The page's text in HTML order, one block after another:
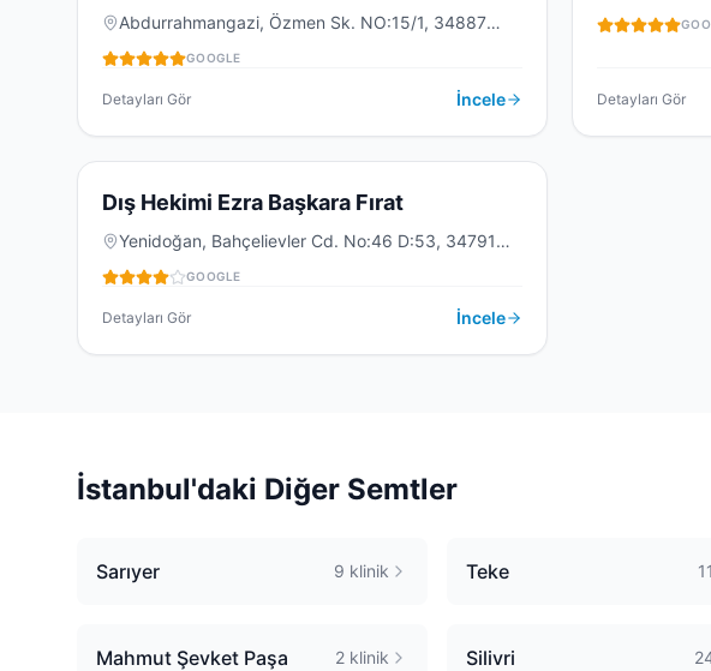
DIŞ KLINIĞI
Abdurrahmangazi, Özmen Sk. NO:15/1, 34887
Sancaktepe/İstanbul, Türkiye
GOOGLE
Detayları Gör İncele
DIŞ KLINIĞI
Detayları Gör
D
DIŞ KLINIĞI
Dış Hekimi Ezra Başkara Fırat
Yenidoğan, Bahçelievler Cd. No:46 D:53, 34791
Sancaktepe/İstanbul, Türkiye
GOOGLE
Detayları Gör İncele
İstanbul'daki Diğer Semtler
Sarıyer 9 klinik Teke 11
Mahmut Şevket Paşa 2 klinik Silivri